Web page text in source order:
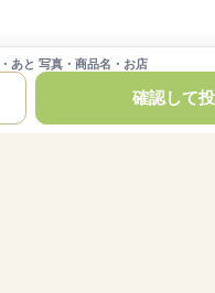
あと 写真・商品名・お店
確認して